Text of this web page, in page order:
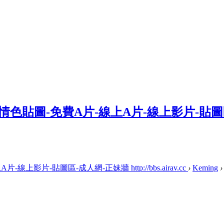
-線上影片-貼圖區-成人網-正妹牆 http://bbs.airav.cc › Keming ›